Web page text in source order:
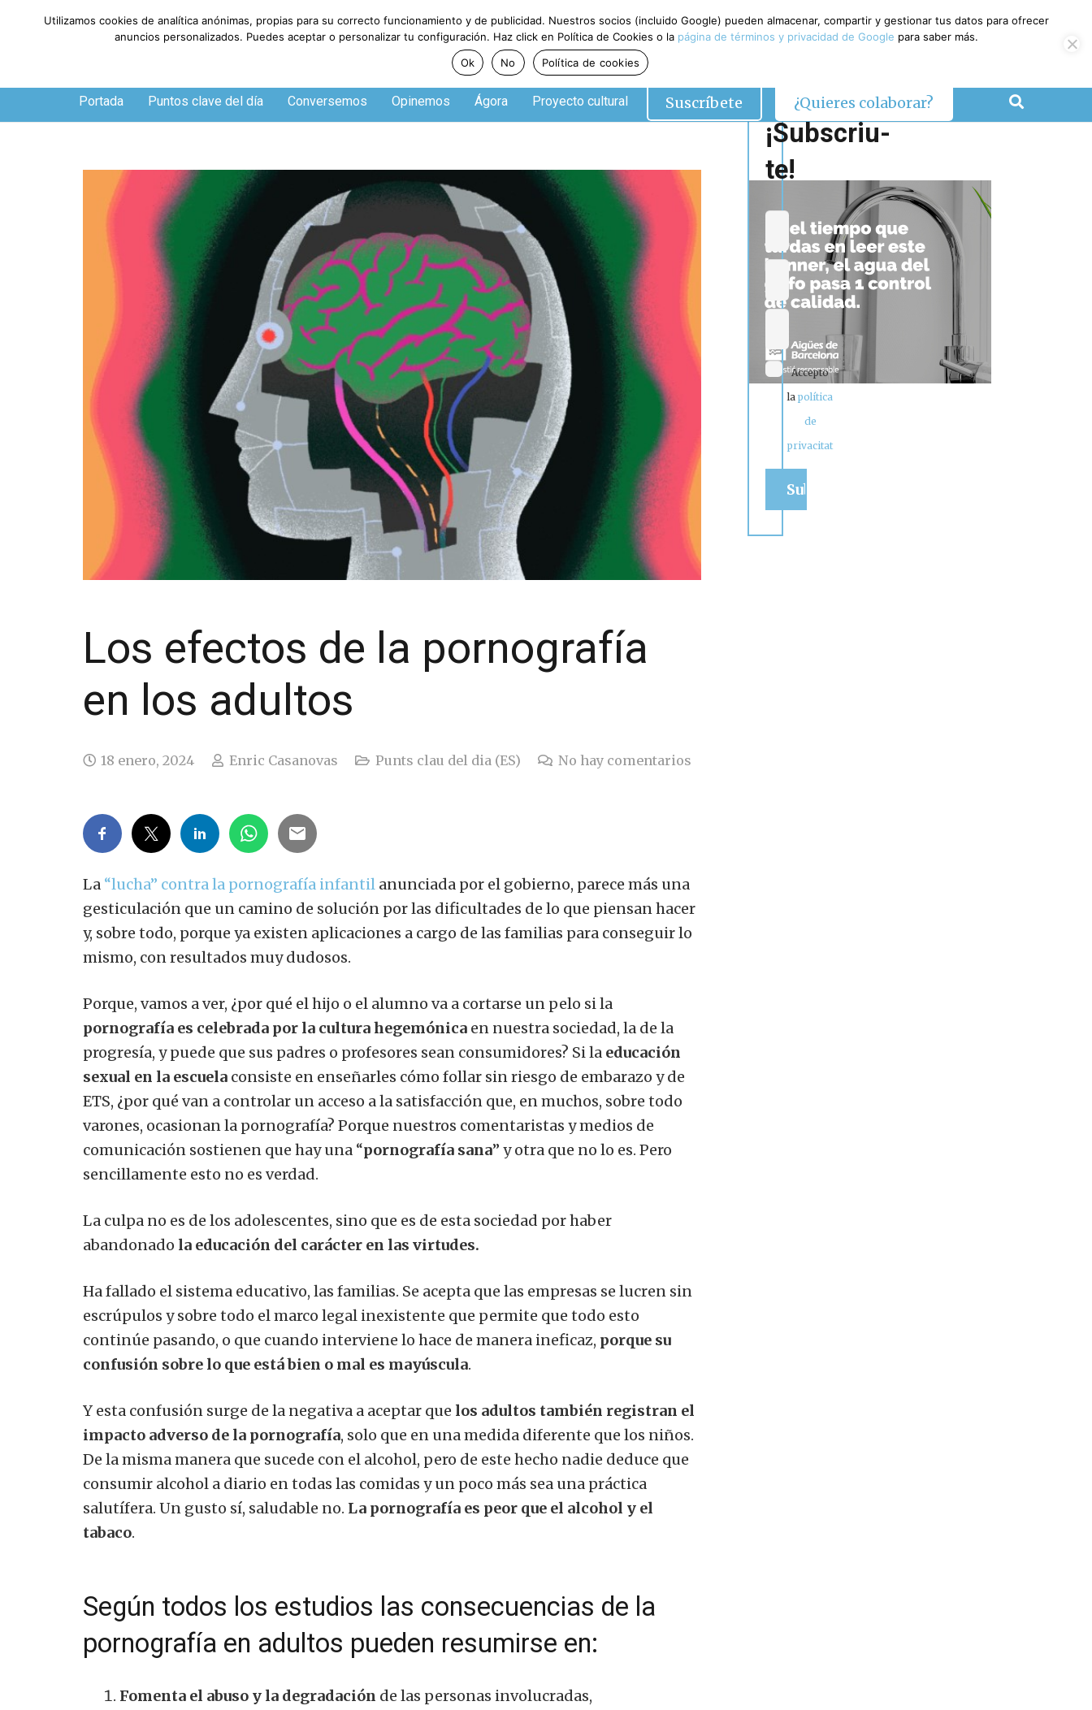
Sábado, 8 de agosto de 2026
Portada Puntos clave del día Conversemos Opinemos Ágora Proyecto cultural Suscríbete ¿Quieres colaborar?
Los efectos de la pornografía
en los adultos
18 enero, 2024 Enric Casanovas Punts clau del dia (ES) No hay comentarios
La “lucha” contra la pornografía infantil anunciada por el gobierno, parece más una
gesticulación que un camino de solución por las dificultades de lo que piensan hacer
y, sobre todo, porque ya existen aplicaciones a cargo de las familias para conseguir lo
mismo, con resultados muy dudosos.
Porque, vamos a ver, ¿por qué el hijo o el alumno va a cortarse un pelo si la
pornografía es celebrada por la cultura hegemónica en nuestra sociedad, la de la
progresía, y puede que sus padres o profesores sean consumidores? Si la educación
sexual en la escuela consiste en enseñarles cómo follar sin riesgo de embarazo y de
ETS, ¿por qué van a controlar un acceso a la satisfacción que, en muchos, sobre todo
varones, ocasionan la pornografía? Porque nuestros comentaristas y medios de
comunicación sostienen que hay una “pornografía sana” y otra que no lo es. Pero
sencillamente esto no es verdad.
La culpa no es de los adolescentes, sino que es de esta sociedad por haber
abandonado la educación del carácter en las virtudes.
Ha fallado el sistema educativo, las familias. Se acepta que las empresas se lucren sin
escrúpulos y sobre todo el marco legal inexistente que permite que todo esto
continúe pasando, o que cuando interviene lo hace de manera ineficaz, porque su
confusión sobre lo que está bien o mal es mayúscula.
Y esta confusión surge de la negativa a aceptar que los adultos también registran el
impacto adverso de la pornografía, solo que en una medida diferente que los niños.
De la misma manera que sucede con el alcohol, pero de este hecho nadie deduce que
consumir alcohol a diario en todas las comidas y un poco más sea una práctica
salutífera. Un gusto sí, saludable no. La pornografía es peor que el alcohol y el
tabaco.
Según todos los estudios las consecuencias de la
pornografía en adultos pueden resumirse en:
Fomenta el abuso y la degradación de las personas involucradas,
¡Subscriu-
te!
Accepto
lapolítica
de
privacitat
Utilizamos cookies de analítica anónimas, propias para su correcto funcionamiento y de publicidad. Nuestros socios (incluido Google) pueden almacenar, compartir y gestionar tus datos para ofrecer
anuncios personalizados. Puedes aceptar o personalizar tu configuración. Haz click en Política de Cookies o la página de términos y privacidad de Google para saber más.
Ok
No Política de cookies